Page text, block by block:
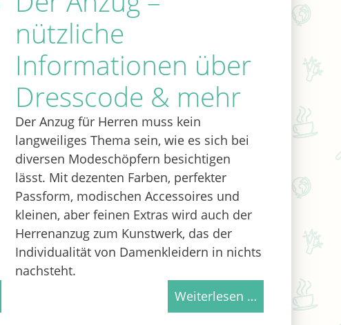
nützliche
Informationen über
Dresscode & mehr
Der Anzug für Herren muss kein
langweiliges Thema sein, wie es sich bei
diversen Modeschöpfern besichtigen
lässt. Mit dezenten Farben, perfekter
Passform, modischen Accessoires und
kleinen, aber feinen Extras wird auch der
Herrenanzug zum Kunstwerk, das der
Individualität von Damenkleidern in nichts
nachsteht.
Weiterlesen …